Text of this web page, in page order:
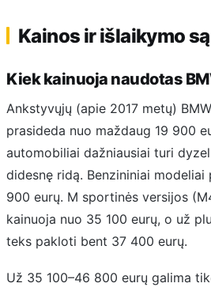
Kainos ir išlaikymo
Kiek kainuoja naudotas
Ankstyvųjų (apie 2017 metų)
prasideda nuo maždaug 19 900
automobiliai dažniausiai turi
didesnę ridą. Benzininiai modeliai
900 eurų. M sportinės versijos
kainuoja nuo 35 100 eurų, o už
teks pakloti bent 37 400 eurų.
Už 35 100–46 800 eurų galima